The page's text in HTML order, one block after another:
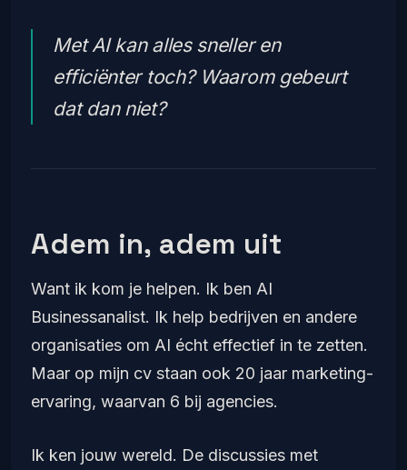
Met AI kan alles sneller en
efficiënter toch? Waarom gebeurt
dat dan niet?
Adem in, adem uit
Want ik kom je helpen. Ik ben AI
Businessanalist. Ik help bedrijven en andere
organisaties om AI écht effectief in te zetten.
Maar op mijn cv staan ook 20 jaar marketing-
ervaring, waarvan 6 bij agencies.
Ik ken jouw wereld. De discussies met